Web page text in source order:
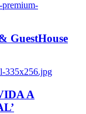
premium-
GuestHouse
335x256.jpg
A